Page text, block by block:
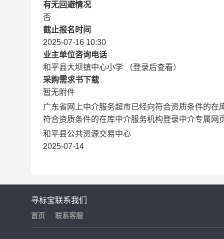
有无回避情况
否
截止报名时间
2025-07-16 10:30
业主单位咨询电话
和平县大坝镇中心小学 （登录后查看）
采购需求书下载
暂无附件
广东省网上中介服务超市已经向符合资质条件的
符合资质条件的在库中介服务机构登录中介专属网
和平县公共资源交易中心
2025-07-14
寻标宝
首页
联系我们
联系客服